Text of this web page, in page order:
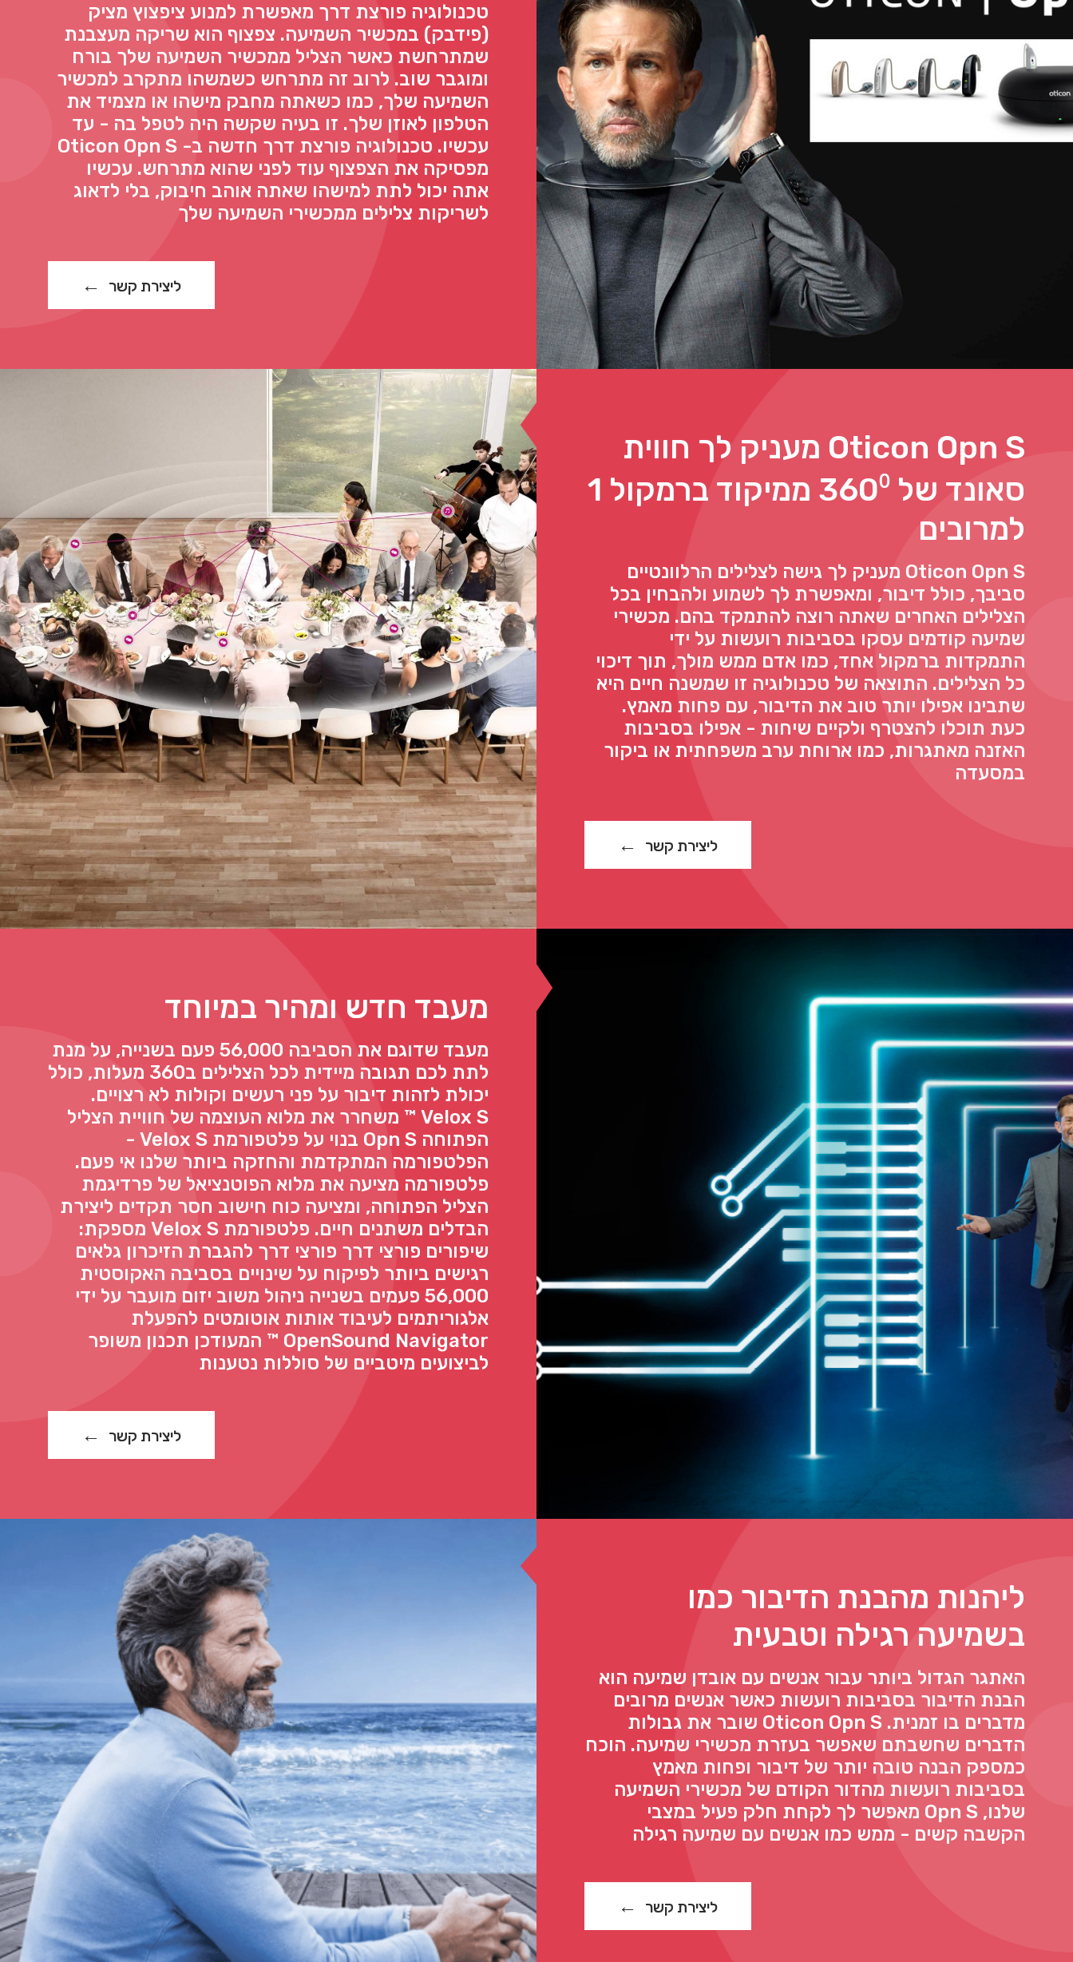
טכנולוגיה פורצת דרך מאפשרת למנוע ציפצוץ מציק
(פידבק) במכשיר השמיעה. צפצוף הוא שריקה מעצבנת
שמתרחשת כאשר הצליל ממכשיר השמיעה שלך בורח
ומוגבר שוב. לרוב זה מתרחש כשמשהו מתקרב למכשיר
השמיעה שלך, כמו כשאתה מחבק מישהו או מצמיד את
הטלפון לאוזן שלך. זו בעיה שקשה היה לטפל בה - עד
עכשיו. טכנולוגיה פורצת דרך חדשה ב- Oticon Opn S
מפסיקה את הצפצוף עוד לפני שהוא מתרחש. עכשיו
אתה יכול לתת למישהו שאתה אוהב חיבוק, בלי לדאוג
לשריקות צלילים ממכשירי השמיעה שלך
ליצירת קשר
Oticon Opn S מעניק לך חווית
סאונד של 360⁰ ממיקוד ברמקול 1
למרובים
Oticon Opn S מעניק לך גישה לצלילים הרלוונטיים
סביבך, כולל דיבור, ומאפשרת לך לשמוע ולהבחין בכל
הצלילים האחרים שאתה רוצה להתמקד בהם. מכשירי
שמיעה קודמים עסקו בסביבות רועשות על ידי
התמקדות ברמקול אחד, כמו אדם ממש מולך, תוך דיכוי
כל הצלילים. התוצאה של טכנולוגיה זו שמשנה חיים היא
שתבינו אפילו יותר טוב את הדיבור, עם פחות מאמץ.
כעת תוכלו להצטרף ולקיים שיחות - אפילו בסביבות
האזנה מאתגרות, כמו ארוחת ערב משפחתית או ביקור
במסעדה
ליצירת קשר
מעבד חדש ומהיר במיוחד
מעבד שדוגם את הסביבה 56,000 פעם בשנייה, על מנת
לתת לכם תגובה מיידית לכל הצלילים ב360 מעלות, כולל
יכולת לזהות דיבור על פני רעשים וקולות לא רצויים.
Velox S ™ משחרר את מלוא העוצמה של חוויית הצליל
הפתוחה Opn S בנוי על פלטפורמת Velox S -
הפלטפורמה המתקדמת והחזקה ביותר שלנו אי פעם.
פלטפורמה מציעה את מלוא הפוטנציאל של פרדיגמת
הצליל הפתוחה, ומציעה כוח חישוב חסר תקדים ליצירת
הבדלים משתנים חיים. פלטפורמת Velox S מספקת:
שיפורים פורצי דרך פורצי דרך להגברת הזיכרון גלאים
רגישים ביותר לפיקוח על שינויים בסביבה האקוסטית
56,000 פעמים בשנייה ניהול משוב יזום מועבר על ידי
אלגוריתמים לעיבוד אותות אוטומטים להפעלת
OpenSound Navigator ™ המעודכן תכנון משופר
לביצועים מיטביים של סוללות נטענות
ליצירת קשר
ליהנות מהבנת הדיבור כמו
בשמיעה רגילה וטבעית
האתגר הגדול ביותר עבור אנשים עם אובדן שמיעה הוא
הבנת הדיבור בסביבות רועשות כאשר אנשים מרובים
מדברים בו זמנית. Oticon Opn S שובר את גבולות
הדברים שחשבתם שאפשר בעזרת מכשירי שמיעה. הוכח
כמספק הבנה טובה יותר של דיבור ופחות מאמץ
בסביבות רועשות מהדור הקודם של מכשירי השמיעה
שלנו, Opn S מאפשר לך לקחת חלק פעיל במצבי
הקשבה קשים - ממש כמו אנשים עם שמיעה רגילה
ליצירת קשר